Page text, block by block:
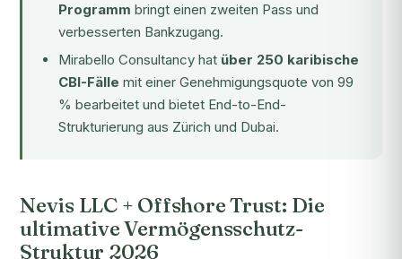
Programm bringt einen zweiten Pass und
verbesserten Bankzugang.
Mirabello Consultancy hat über 250 karibische
CBI-Fälle mit einer Genehmigungsquote von 99
% bearbeitet und bietet End-to-End-
Strukturierung aus Zürich und Dubai.
Nevis LLC + Offshore Trust: Die
ultimative Vermögensschutz-
Struktur 2026